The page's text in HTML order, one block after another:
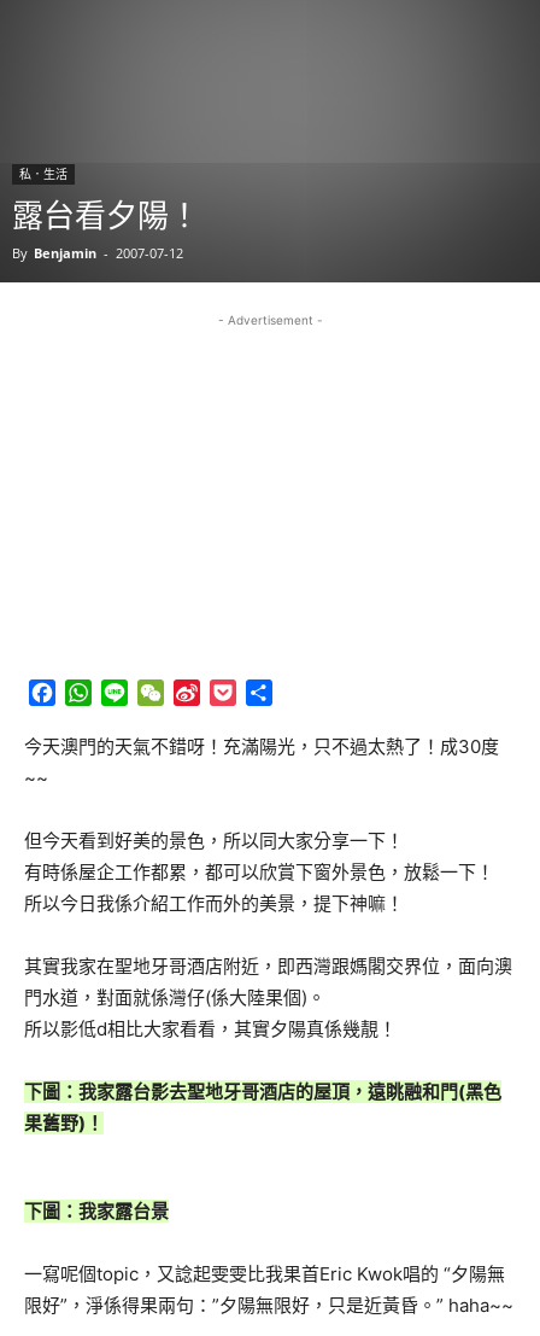
私．生活
露台看夕陽！
By Benjamin - 2007-07-12
- Advertisement -
Facebook
WhatsApp
Line WeChat
Sina
Pocket
今天澳門的天氣不錯呀！充滿陽光，只不過太熱了！成30度
~~
但今天看到好美的景色，所以同大家分享一下！
有時係屋企工作都累，都可以欣賞下窗外景色，放鬆一下！
所以今日我係介紹工作而外的美景，提下神嘛！
其實我家在聖地牙哥酒店附近，即西灣跟媽閣交界位，面向澳
門水道，對面就係灣仔(係大陸果個)。
所以影低d相比大家看看，其實夕陽真係幾靚！
下圖：我家露台影去聖地牙哥酒店的屋頂，遠眺融和門(黑色
果舊野)！
下圖：我家露台景
一寫呢個topic，又諗起雯雯比我果首Eric Kwok唱的 “夕陽無
限好”，淨係得果兩句：”夕陽無限好，只是近黃昏。” haha~~